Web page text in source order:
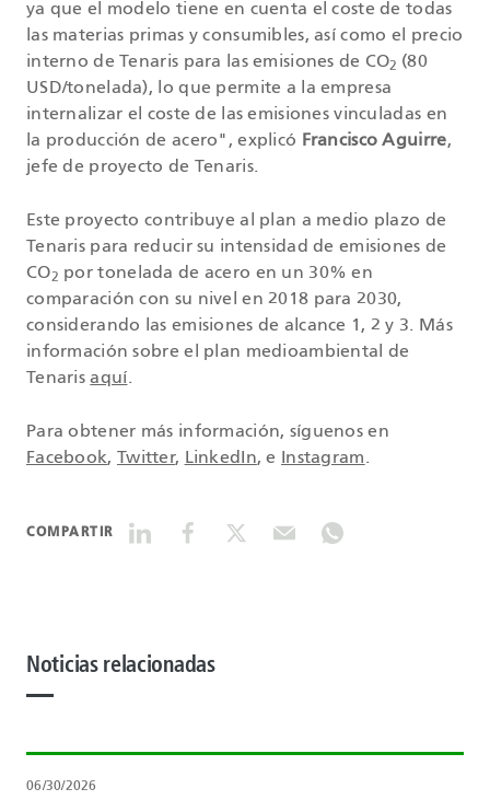
ya que el modelo tiene en cuenta el coste de todas
las materias primas y consumibles, así como el precio
interno de Tenaris para las emisiones de CO2 (80
USD/tonelada), lo que permite a la empresa
internalizar el coste de las emisiones vinculadas en
la producción de acero", explicó Francisco Aguirre,
jefe de proyecto de Tenaris.
Este proyecto contribuye al plan a medio plazo de
Tenaris para reducir su intensidad de emisiones de
CO2 por tonelada de acero en un 30% en
comparación con su nivel en 2018 para 2030,
considerando las emisiones de alcance 1, 2 y 3. Más
información sobre el plan medioambiental de
Tenarisaquí.
Para obtener más información, síguenos en
Facebook, Twitter, LinkedIn, e Instagram.
COMPARTIR
Noticias relacionadas
06/30/2026